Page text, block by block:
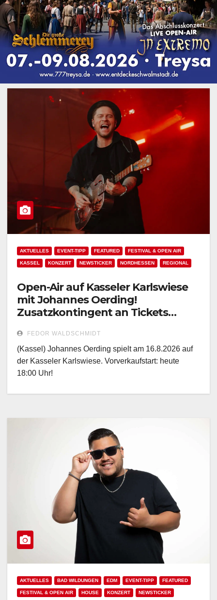
AKTUELLES EVENT-TIPP FEATURED FESTIVAL & OPEN AIR
KASSEL KONZERT NEWSTICKER NORDHESSEN REGIONAL
Open-Air auf Kasseler Karlswiese
mit Johannes Oerding!
Zusatzkontingent an Tickets
FEDOR WALDSCHMIDT
(Kassel) Johannes Oerding spielt am 16.8.2026 auf
der Kasseler Karlswiese. Vorverkaufstart: heute
18:00 Uhr!
AKTUELLES BAD WILDUNGEN EDM EVENT-TIPP FEATURED
FESTIVAL & OPEN AIR HOUSE KONZERT NEWSTICKER